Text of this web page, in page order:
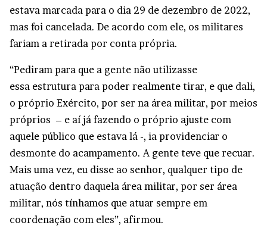
estava marcada para o dia 29 de dezembro de 2022,
mas foi cancelada. De acordo com ele, os militares
fariam a retirada por conta própria.
“Pediram para que a gente não utilizasse
essa estrutura para poder realmente tirar, e que dali,
o próprio Exército, por ser na área militar, por meios
próprios – e aí já fazendo o próprio ajuste com
aquele público que estava lá -, ia providenciar o
desmonte do acampamento. A gente teve que recuar.
Mais uma vez, eu disse ao senhor, qualquer tipo de
atuação dentro daquela área militar, por ser área
militar, nós tínhamos que atuar sempre em
coordenação com eles”, afirmou.